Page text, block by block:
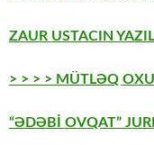
ZAUR USTACIN
> > > > MÜTLƏQ
“ƏDƏBİ OVQAT”